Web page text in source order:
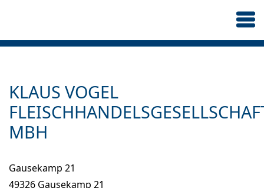
KLAUS VOGEL
MBH
Gausekamp 21
49326 Gausekamp 21